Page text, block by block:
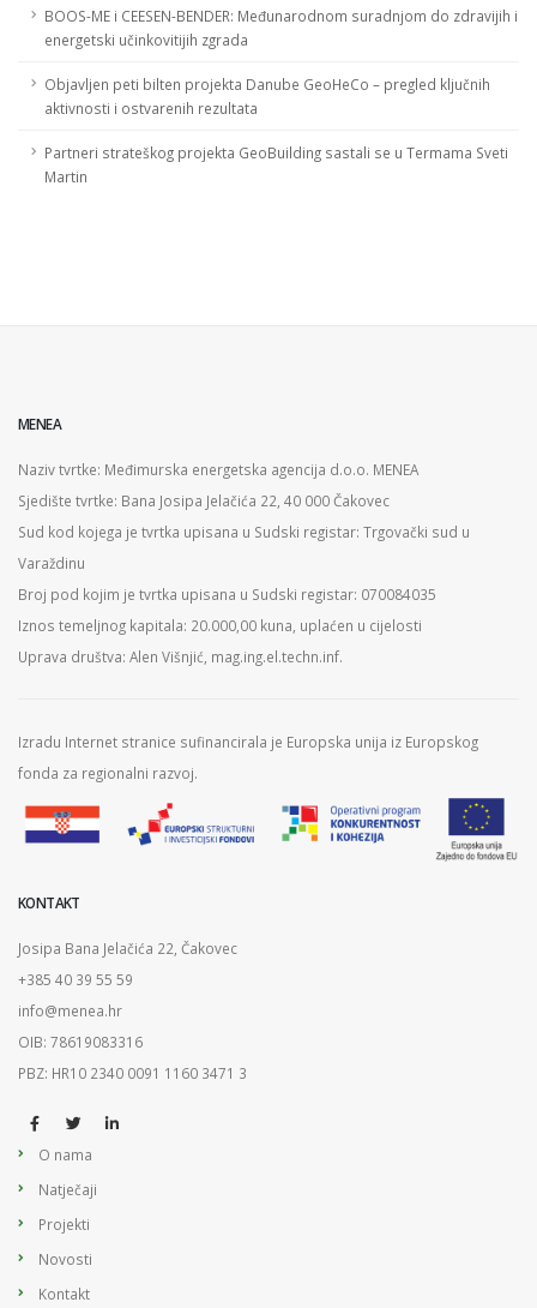
BOOS-ME i CEESEN-BENDER: Međunarodnom suradnjom do zdravijih i
energetski učinkovitijih zgrada
Objavljen peti bilten projekta Danube GeoHeCo – pregled ključnih
aktivnosti i ostvarenih rezultata
Partneri strateškog projekta GeoBuilding sastali se u Termama Sveti
Martin
MENEA
Naziv tvrtke: Međimurska energetska agencija d.o.o. MENEA
Sjedište tvrtke: Bana Josipa Jelačića 22, 40 000 Čakovec
Sud kod kojega je tvrtka upisana u Sudski registar: Trgovački sud u
Varaždinu
Broj pod kojim je tvrtka upisana u Sudski registar: 070084035
Iznos temeljnog kapitala: 20.000,00 kuna, uplaćen u cijelosti
Uprava društva: Alen Višnjić, mag.ing.el.techn.inf.
Izradu Internet stranice sufinancirala je Europska unija iz Europskog
fonda za regionalni razvoj.
KONTAKT
Josipa Bana Jelačića 22, Čakovec
+385 40 39 55 59
info@menea.hr
OIB: 78619083316
PBZ: HR10 2340 0091 1160 3471 3
O nama
Natječaji
Projekti
Novosti
Kontakt